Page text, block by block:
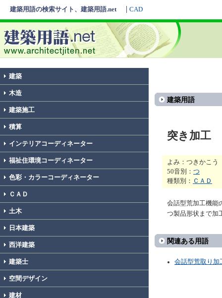
建築用語の検索サイト、建築用語.net CAD
建築
木造
建築施工
積算
インテリアコーディネーター
福祉住環境コーディネーター
色彩・カラーコーディネーター
ＣＡＤ
土木
日本建築
西洋建築
建築士
空間デザイン
建材
建築用語
突き加工
よみ：つきかこう
50音別： つ
種類別： ＣＡＤ
会話型荒加工機能
つ製品形状まで加
関連ある用語
会話型荒取り加